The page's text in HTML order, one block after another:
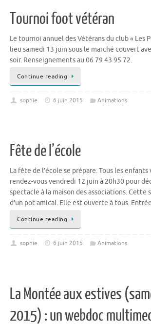
Tournoi foot vétéran
Le tournoi annuel des Vétérans du club « Les
lieu samedi 13 juin sous le marché couvert
soir. Renseignements au 06 79 43 95 72.
Continue reading
sophie 6 juin 2015 Animations
Fête de l’école
La fête de l’école se prépare. Tous les
rendez-vous vendredi 12 juin à 20h30 pour
spectacle à la maison des associations. Cette
d’un pot amical. Elle est ouverte à tous.
Continue reading
sophie 6 juin 2015 Animations
La Montée aux estives
2015) : un webdoc